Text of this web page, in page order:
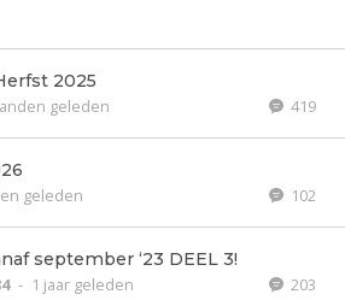
2025
geleden 419
geleden 102
september ‘23 DEEL 3!
- 1 jaar geleden 203